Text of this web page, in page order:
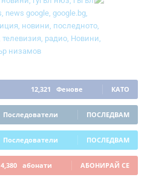
12,321 Фенове КАТО
Последователи ПОСЛЕДВАМ
Последователи ПОСЛЕДВАМ
4,380 абонати АБОНИРАЙ СЕ